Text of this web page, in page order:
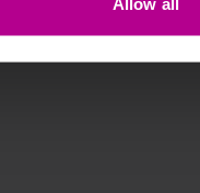
Allow all